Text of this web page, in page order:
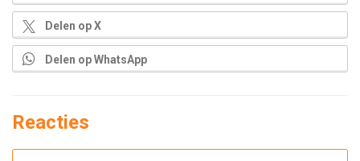
Delen op X
Delen op WhatsApp
Reacties